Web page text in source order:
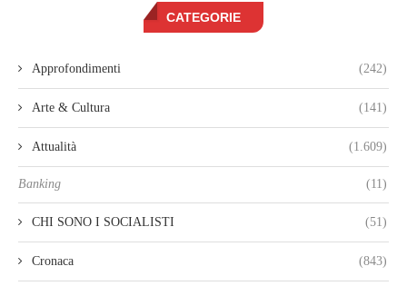
CATEGORIE
Approfondimenti (242)
Arte & Cultura (141)
Attualità (1.609)
Banking (11)
CHI SONO I SOCIALISTI (51)
Cronaca (843)